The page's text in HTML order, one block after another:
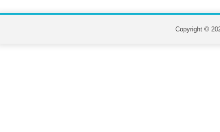
Copyright ©